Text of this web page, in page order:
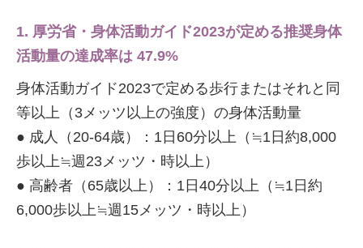
1. 厚労省・身体活動ガイド2023が定める推奨身体
活動量の達成率は 47.9%
身体活動ガイド2023で定める歩行またはそれと同
等以上（3メッツ以上の強度）の身体活動量
● 成人（20-64歳）：1日60分以上（≒1日約8,000
歩以上≒週23メッツ・時以上）
● 高齢者（65歳以上）：1日40分以上（≒1日約
6,000歩以上≒週15メッツ・時以上）